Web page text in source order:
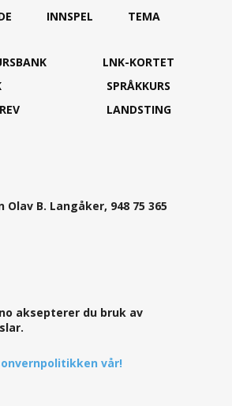
INNSPEL TEMA
LNK-KORTET
SPRÅKKURS
LANDSTING
Olav B. Langåker, 948 75 365
aksepterer du bruk av
vår!